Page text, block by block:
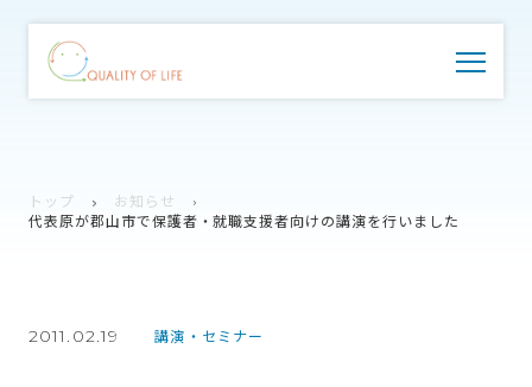
トップ
お知らせ
代表原が郡山市で保護者・就職支援者向けの講演を行いました
2011.02.19 講演・セミナー